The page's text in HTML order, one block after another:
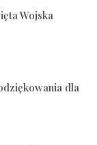
Wojska
dla